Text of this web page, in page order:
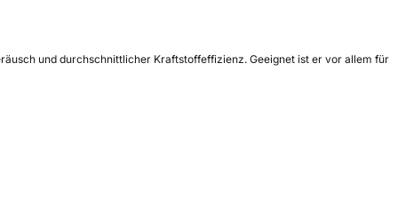
und durchschnittlicher Kraftstoffeffizienz. Geeignet ist er vor allem für